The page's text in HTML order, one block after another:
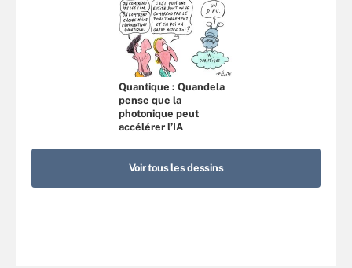
Quantique : Quandela
pense que la
photonique peut
accélérer l’IA
Voir tous les dessins